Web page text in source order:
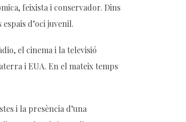
tecles
cap
feixista i conservador. Dins
d’oci juvenil.
el cinema i la televisió
i EUA. En el mateix temps
i la presència d’una